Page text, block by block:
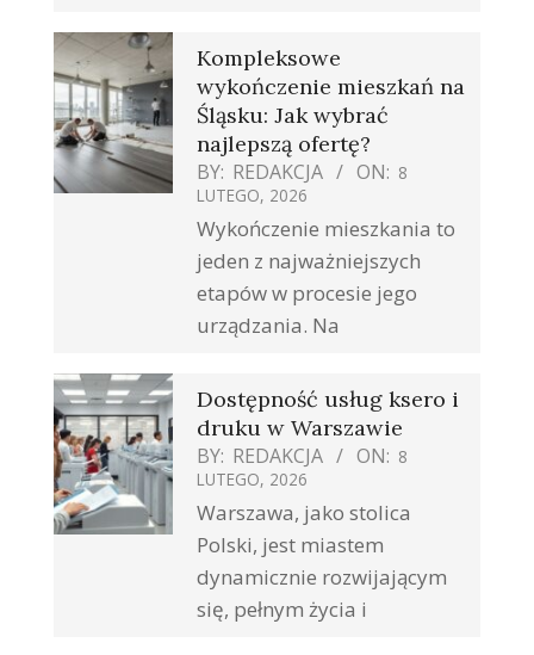
Kompleksowe
wykończenie mieszkań na
Śląsku: Jak wybrać
najlepszą ofertę?
BY: REDAKCJA ON: 8
LUTEGO, 2026
Wykończenie mieszkania to
jeden z najważniejszych
etapów w procesie jego
urządzania. Na
Dostępność usług ksero i
druku w Warszawie
BY: REDAKCJA ON: 8
LUTEGO, 2026
Warszawa, jako stolica
Polski, jest miastem
dynamicznie rozwijającym
się, pełnym życia i